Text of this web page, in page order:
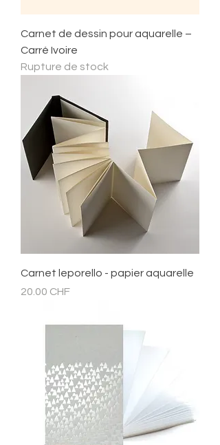
Carnet de dessin pour aquarelle –
Carré Ivoire
Rupture de stock
Carnet leporello - papier aquarelle
Prix
20.00 CHF